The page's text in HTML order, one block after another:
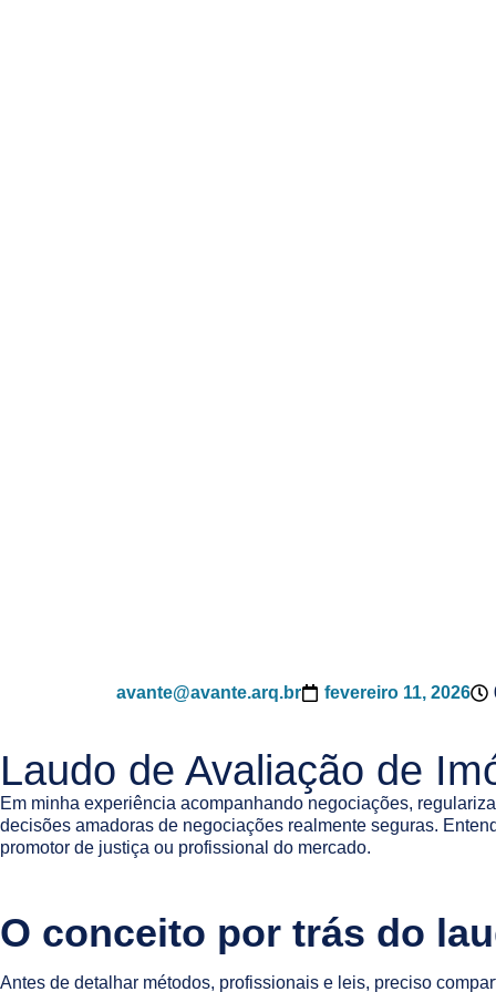
avante@avante.arq.br fevereiro 11, 2026
Laudo de Avaliação de
Em minha experiência acompanhando negociações,
decisões amadoras de negociações realmente seguras.
promotor de justiça ou profissional do mercado.
O conceito por trás do
Antes de detalhar métodos, profissionais e leis, preciso